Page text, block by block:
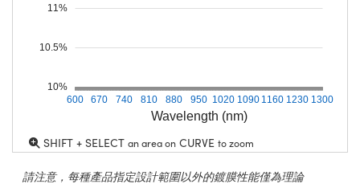
Wavelength (nm)
600 670 740 810 880 950 1020 1090 1160 1230 1300
10%
10.5%
11%
SHIFT + SELECT an area on CURVE to zoom
請注意，每種產品指定設計範圍以外的鍍膜性能僅為理論